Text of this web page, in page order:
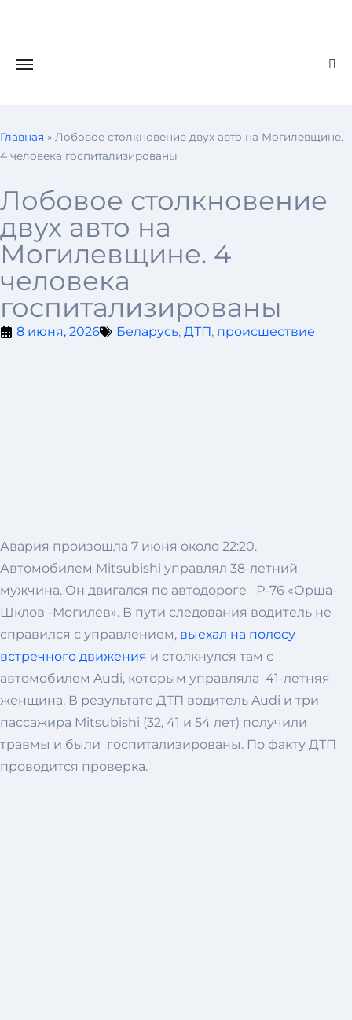
Главная » Лобовое столкновение двух авто на Могилевщине.
4 человека госпитализированы
Лобовое столкновение
двух авто на
Могилевщине. 4
человека
госпитализированы
8 июня, 2026 Беларусь, ДТП, происшествие
Авария произошла 7 июня около 22:20.
Автомобилем Mitsubishi управлял 38-летний
мужчина. Он двигался по автодороге Р-76 «Орша-
Шклов -Могилев». В пути следования водитель не
справился с управлением, выехал на полосу
встречного движения и столкнулся там с
автомобилем Audi, которым управляла 41-летняя
женщина. В результате ДТП водитель Audi и три
пассажира Mitsubishi (32, 41 и 54 лет) получили
травмы и были госпитализированы. По факту ДТП
проводится проверка.